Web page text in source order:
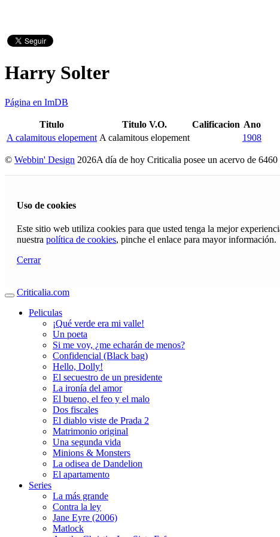
Harry Solter
Página en ImDB
Titulo Titulo V.O. Calificacion Ano
A calamitous elopement A calamitous elopement 1908
© Webbin' Design 2026A día de hoy Criticalia posee un acervo de
Uso de cookies
Este sitio web utiliza cookies para que usted tenga la mejor
nuestra política de cookies, pinche el enlace para mayor información.
Cerrar
Criticalia.com
Peliculas
¡Qué verde era mi valle!
Un poeta
Si me voy, ¿me echarán de menos?
Confidencial (Black bag)
Hello, Dolly!
El secuestro de un presidente
La ironía del amor
El bueno, el feo y el malo
Dos fiscales
El diablo viste de Prada 2
Matrimonio original
Una segunda vida
Minions & Monsters
La odisea de Dandelion
El apartamento
Series
La más grande
Contra la ley
Jane Eyre (2006)
Matlock